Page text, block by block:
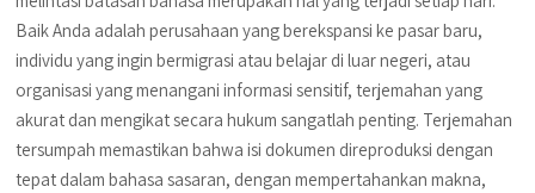
Baik Anda adalah perusahaan yang berekspansi ke pasar baru,
individu yang ingin bermigrasi atau belajar di luar negeri, atau
organisasi yang menangani informasi sensitif, terjemahan yang
akurat dan mengikat secara hukum sangatlah penting. Terjemahan
tersumpah memastikan bahwa isi dokumen direproduksi dengan
tepat dalam bahasa sasaran, dengan mempertahankan makna,